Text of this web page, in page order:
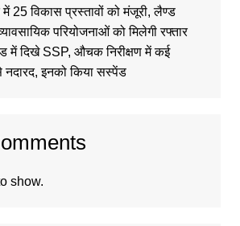
25 विकास प्रस्तावों को मंजूरी, लैण्ड
परियोजनाओं को मिलेगी रफ्तार
में दिखे SSP, औचक निरीक्षण में कई
नदारद, इनको किया सस्पेंड
show.